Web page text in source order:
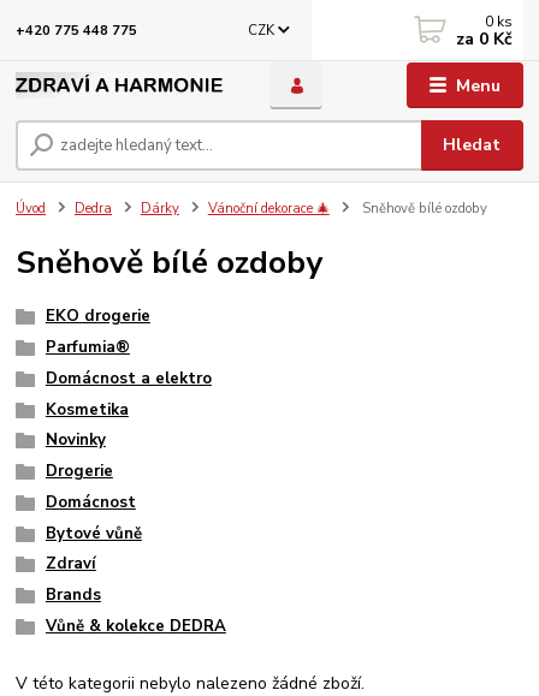
Menu
CZK
Hledat
+420 775 448 775 0 ks
za 0 Kč
Úvod Dedra Dárky Vánoční dekorace 🎄 Sněhově bílé ozdoby
Sněhově bílé ozdoby
EKO drogerie
Parfumia®
Domácnost a elektro
Kosmetika
Novinky
Drogerie
Domácnost
Bytové vůně
Zdraví
Brands
Vůně & kolekce DEDRA
V této kategorii nebylo nalezeno žádné zboží.